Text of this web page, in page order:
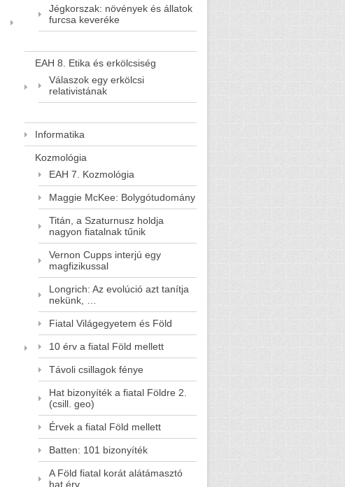
Jégkorszak: növények és állatok
furcsa keveréke
EAH 8. Etika és erkölcsiség
Válaszok egy erkölcsi
relativistának
Informatika
Kozmológia
EAH 7. Kozmológia
Maggie McKee: Bolygótudomány
Titán, a Szaturnusz holdja
nagyon fiatalnak tűnik
Vernon Cupps interjú egy
magfizikussal
Longrich: Az evolúció azt tanítja
nekünk, …
Fiatal Világegyetem és Föld
10 érv a fiatal Föld mellett
Távoli csillagok fénye
Hat bizonyíték a fiatal Földre 2.
(csill. geo)
Érvek a fiatal Föld mellett
Batten: 101 bizonyíték
A Föld fiatal korát alátámasztó
hat érv